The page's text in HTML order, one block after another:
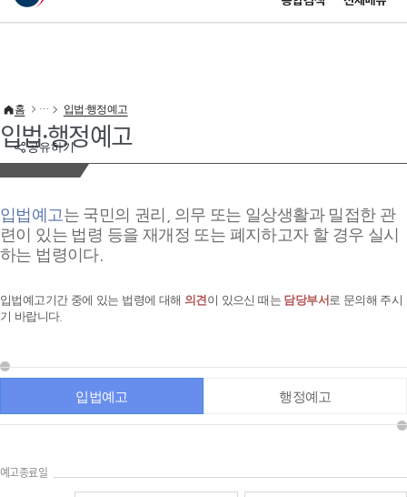
이 누리집은 대한민국 공식 전자정부 누리집입니다.
공유하기
홈 입법·행정예고
입법·행정예고
입법예고는 국민의 권리, 의무 또는 일상생활과 밀접한 관
련이 있는 법령 등을 재개정 또는 폐지하고자 할 경우 실시
하는 법령이다.
입법예고기간 중에 있는 법령에 대해 의견이 있으신 때는 담당부서 로 문의해 주시
기 바랍니다.
입법예고 행정예고
예고종료일